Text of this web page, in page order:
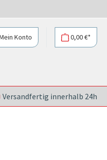
Konto 0,00 €*
Versandfertig innerhalb 24h